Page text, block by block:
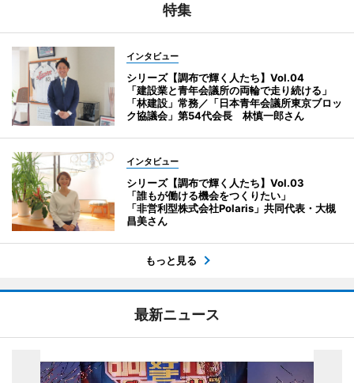
特集
インタビュー
シリーズ【調布で輝く人たち】Vol.04
「建設業と青年会議所の両輪で走り続ける」
「林建設」常務／「日本青年会議所東京ブロッ
ク協議会」第54代会長 林慎一郎さん
インタビュー
シリーズ【調布で輝く人たち】Vol.03
「誰もが働ける機会をつくりたい」
「非営利型株式会社Polaris」共同代表・大槻
昌美さん
もっと見る
最新ニュース